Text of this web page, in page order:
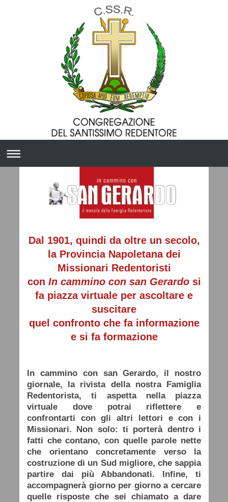
Dal 1901, quindi da oltre un secolo,
la Provincia Napoletana dei
Missionari Redentoristi
con In cammino con san Gerardosi
fa piazza virtuale per ascoltare e
suscitare
quel confronto che fa informazione
e si fa formazione
In cammino con san Gerardo, il nostro
giornale, la rivista della nostra Famiglia
Redentorista, ti aspetta nella piazza
virtuale dove potrai riflettere e
confrontarti con gli altri lettori e con i
Missionari. Non solo: ti porterà dentro i
fatti che contano, con quelle parole nette
che orientano concretamente verso la
costruzione di un Sud migliore, che sappia
partire dai più Abbandonati. Infine, ti
accompagnerà giorno per giorno a cercare
quelle risposte che sei chiamato a dare